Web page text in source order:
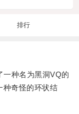
排行
种名为黑洞VQ的
种奇怪的环状结